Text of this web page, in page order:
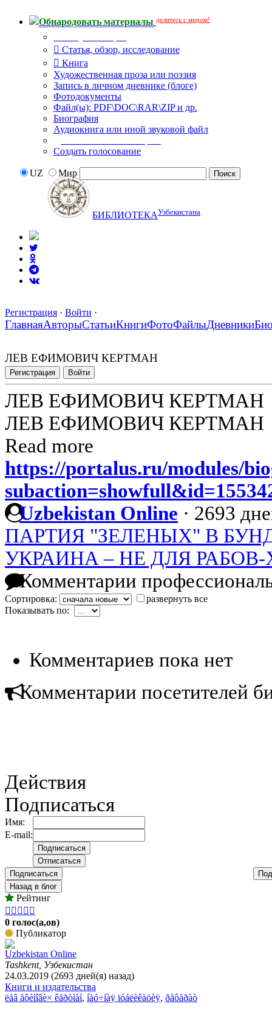
Обнародовать материалы делитесь с миром!
Статья, обзор, исследование
Книга
Художественная проза или поэзия
Запись в личном дневнике (блоге)
Фотодокументы
Файл(ы): PDF\DOC\RAR\ZIP и др.
Биография
Аудиокнига или иной звуковой файл
Создать голосование
UZ Мир
БИБЛИОТЕКАУзбекистана
Регистрация · Войти ·
ГлавнаяАвторыСтатьиКнигиФотоФайлыДневники
ЛЕВ ЕФИМОВИЧ КЕРТМАН
Регистрация Войти
ЛЕВ ЕФИМОВИЧ КЕРТМАН
ЛЕВ ЕФИМОВИЧ КЕРТМАН
Read more
https://portalus.ru/modules/
Uzbekistan Online · 2693
ПАРТИЯ "ЗЕЛЕНЫХ" В
УКРАИНА – НЕ ДЛЯ
Комментарии
Сортировка:
развернуть все
Показывать по:
Комментариев пока нет
Комментарии посетителей
Действия
Подписаться
Имя:
E-mail:
Подписаться
Назад в блог
Рейтинг
    
0 голос(а,ов)
Публикатор
Uzbekistan Online
Tashkent, Узбекистан
24.03.2019 (2693 дней(я) назад)
Книги и издательства
ëåâ åôèìîâè× êåðòìàí, íàó÷íàÿ ïóáëèêàöèÿ, ðåôåðàò